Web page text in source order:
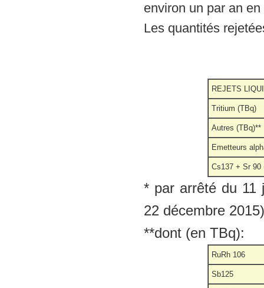
environ un par an
Les quantités
REJETS
Tritium (TBq)
Autres (TBq)**
Emetteurs
Cs137 + Sr 90
* par arrêté du 11
22 décembre 2015)
**dont (en TBq):
RuRh 106
Sb125